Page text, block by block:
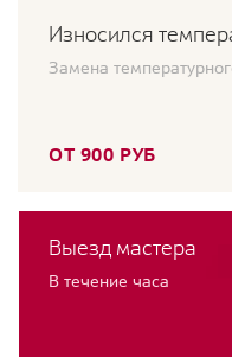
Износился
Замена
ОТ 900 РУБ
Выезд мастера
В течение часа